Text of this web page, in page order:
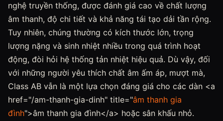
nghệ truyền thống, được đánh giá cao về chất lượng
âm thanh, độ chi tiết và khả năng tái tạo dải tần rộng.
Tuy nhiên, chúng thường có kích thước lớn, trọng
lượng nặng và sinh nhiệt nhiều trong quá trình hoạt
động, đòi hỏi hệ thống tản nhiệt hiệu quả. Dù vậy, đối
với những người yêu thích chất âm ấm áp, mượt mà,
Class AB vẫn là một lựa chọn đáng giá cho các dàn <a
href="/am-thanh-gia-dinh" title="âm thanh gia
đình">âm thanh gia đình</a> hoặc sân khấu nhỏ.